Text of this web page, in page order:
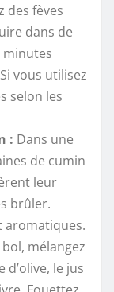
des fèves
dans de
minutes
vous utilisez
selon les
: Dans une
de cumin
leur
brûler.
aromatiques.
mélangez
d’olive, le jus